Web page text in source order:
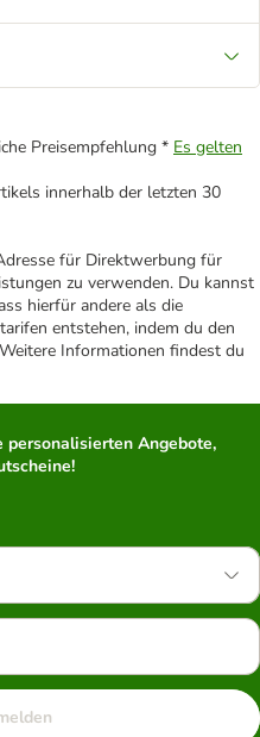
Preisempfehlung * Es gelten
innerhalb der letzten 30
für Direktwerbung für
zu verwenden. Du kannst
hierfür andere als die
entstehen, indem du den
Informationen findest du
personalisierten Angebote,